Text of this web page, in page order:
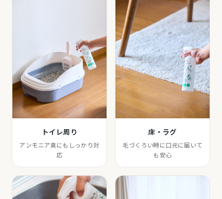
トイレ周り
アンモニア臭にもしっかり対
応
床・ラグ
毛づくろい時に口元に届いて
も安心